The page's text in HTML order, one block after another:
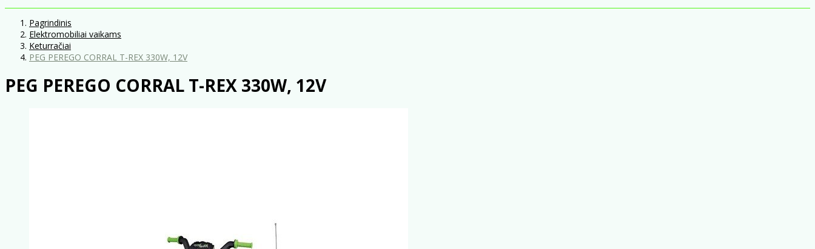
Pagrindinis
Elektromobiliai vaikams
Keturračiai
PEG PEREGO CORRAL T-REX 330W, 12V
PEG PEREGO CORRAL T-REX 330W, 12V